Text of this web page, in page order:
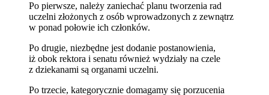
Po pierwsze, należy zaniechać planu tworzenia rad
uczelni złożonych z osób wprowadzonych z zewnątrz
w ponad połowie ich członków.
Po drugie, niezbędne jest dodanie postanowienia,
iż obok rektora i senatu również wydziały na czele
z dziekanami są organami uczelni.
Po trzecie, kategorycznie domagamy się porzucenia